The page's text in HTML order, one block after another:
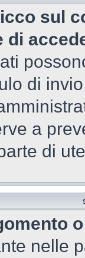
sul
di
di
a
di
nelle